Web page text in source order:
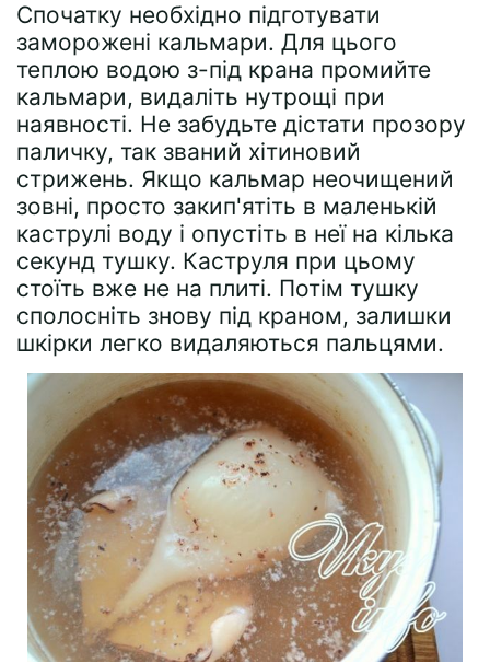
Спочатку необхідно підготувати
заморожені кальмари. Для цього
теплою водою з-під крана промийте
кальмари, видаліть нутрощі при
наявності. Не забудьте дістати прозору
паличку, так званий хітиновий
стрижень. Якщо кальмар неочищений
зовні, просто закип'ятіть в маленькій
каструлі воду і опустіть в неї на кілька
секунд тушку. Каструля при цьому
стоїть вже не на плиті. Потім тушку
сполосніть знову під краном, залишки
шкірки легко видаляються пальцями.